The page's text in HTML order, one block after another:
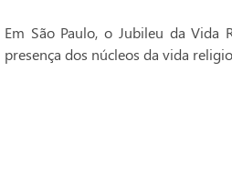
Em São Paulo, o Jubileu da Vida
presença dos núcleos da vida